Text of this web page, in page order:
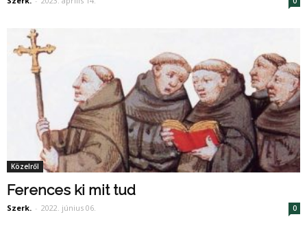
Közelről
Ferences ki mit tud
Szerk. - 2022. június 06. 0